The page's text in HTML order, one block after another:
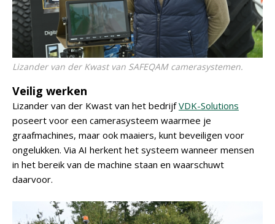
Lizander van der Kwast van SAFEQAM camerasystemen.
Veilig werken
Lizander van der Kwast van het bedrijfVDK-Solutions
poseert voor een camerasysteem waarmee je
graafmachines, maar ook maaiers, kunt beveiligen voor
ongelukken. Via AI herkent het systeem wanneer mensen
in het bereik van de machine staan en waarschuwt
daarvoor.